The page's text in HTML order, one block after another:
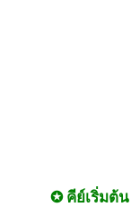
✪ คีย์เริ่มต้น